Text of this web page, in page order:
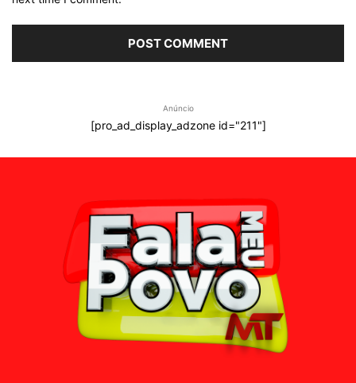
Anúncio
[pro_ad_display_adzone id="211"]